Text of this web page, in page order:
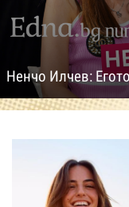
Ненчо Илчев: